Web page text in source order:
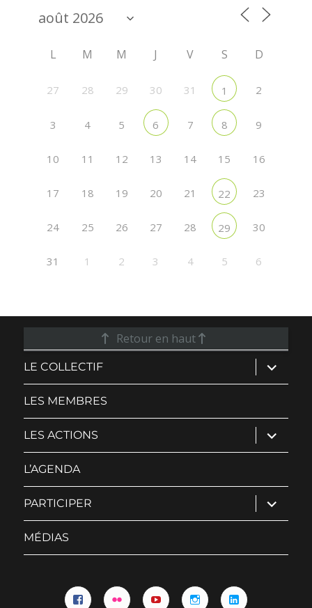
L M M J V S D
27 28 29 30 31 1 2
3 4 5 6 7 8 9
10 11 12 13 14 15 16
17 18 19 20 21 22 23
24 25 26 27 28 29 30
31 1 2 3 4 5 6
Retour en haut
LE COLLECTIF ouvrir
le
sous-
LES MEMBRES
LES ACTIONS ouvrir
le
sous-
L’AGENDA
PARTICIPER ouvrir
le
sous-
MÉDIAS